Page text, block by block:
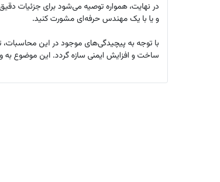
در نهایت، همواره توصیه می‌شود برای جزئیات
و یا با یک مهندس حرفه‌ای مشورت کنید.
با توجه به پیچیدگی‌های موجود در این
ساخت و افزایش ایمنی سازه گردد. این موضوع به